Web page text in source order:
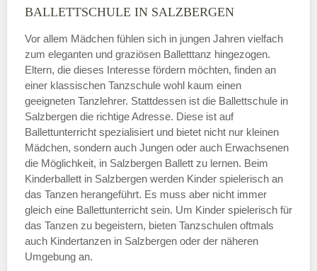
—
ÖFFNUNGSZEITEN HINZUFÜGEN
Freitag
—
ÖFFNUNGSZEITEN HINZUFÜGEN
Samstag
BALLETTSCHULE IN SALZBERGEN
Vor allem Mädchen fühlen sich in jungen Jahren vielfach
zum eleganten und graziösen Balletttanz hingezogen.
Eltern, die dieses Interesse fördern möchten, finden an
einer klassischen Tanzschule wohl kaum einen
geeigneten Tanzlehrer. Stattdessen ist die Ballettschule in
Salzbergen die richtige Adresse. Diese ist auf
Ballettunterricht spezialisiert und bietet nicht nur kleinen
Mädchen, sondern auch Jungen oder auch Erwachsenen
die Möglichkeit, in Salzbergen Ballett zu lernen. Beim
Kinderballett in Salzbergen werden Kinder spielerisch an
das Tanzen herangeführt. Es muss aber nicht immer
gleich eine Ballettunterricht sein. Um Kinder spielerisch für
das Tanzen zu begeistern, bieten Tanzschulen oftmals
auch Kindertanzen in Salzbergen oder der näheren
Umgebung an.